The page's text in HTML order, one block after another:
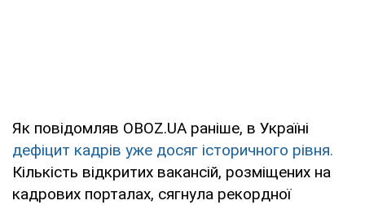
Як повідомляв OBOZ.UA раніше, в Україні
дефіцит кадрів уже досяг історичного рівня.
Кількість відкритих вакансій, розміщених на
кадрових порталах, сягнула рекордної